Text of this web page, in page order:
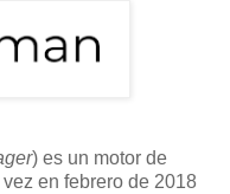
) es un motor de
en febrero de 2018